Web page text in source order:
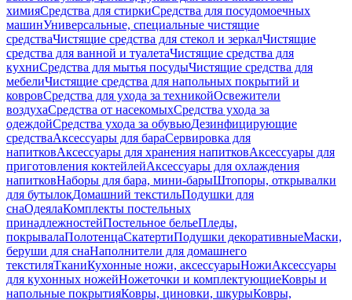
химияСредства для стиркиСредства для посудомоечных
машинУниверсальные, специальные чистящие
средстваЧистящие средства для стекол и зеркалЧистящие
средства для ванной и туалетаЧистящие средства для
кухниСредства для мытья посудыЧистящие средства для
мебелиЧистящие средства для напольных покрытий и
ковровСредства для ухода за техникойОсвежители
воздухаСредства от насекомыхСредства ухода за
одеждойСредства ухода за обувьюДезинфицирующие
средстваАксессуары для бараСервировка для
напитковАксессуары для хранения напитковАксессуары для
приготовления коктейлейАксессуары для охлаждения
напитковНаборы для бара, мини-барыШтопоры, открывалки
для бутылокДомашний текстильПодушки для
снаОдеялаКомплекты постельных
принадлежностейПостельное бельеПледы,
покрывалаПолотенцаСкатертиПодушки декоративныеМаски,
беруши для снаНаполнители для домашнего
текстиляТканиКухонные ножи, аксессуарыНожиАксессуары
для кухонных ножейНожеточки и комплектующиеКовры и
напольные покрытияКовры, циновки, шкурыКовры,